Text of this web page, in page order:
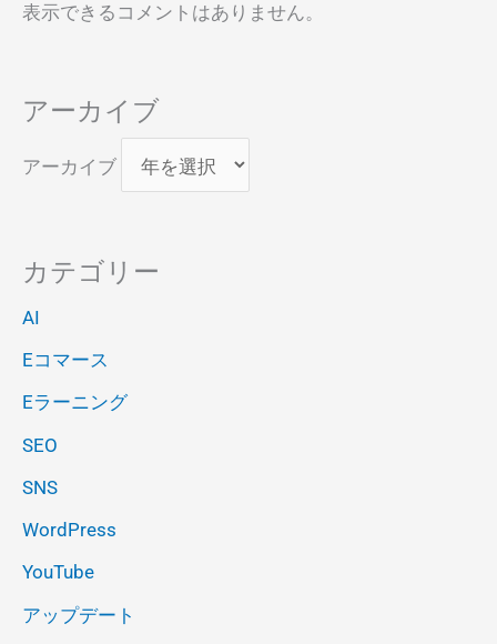
表示できるコメントはありません。
アーカイブ
アーカイブ
カテゴリー
AI
Eコマース
Eラーニング
SEO
SNS
WordPress
YouTube
アップデート